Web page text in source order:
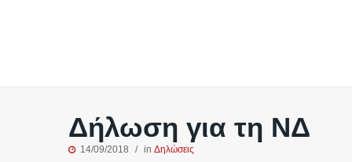
Δήλωση για τη ΝΔ
14/09/2018 in Δηλώσεις